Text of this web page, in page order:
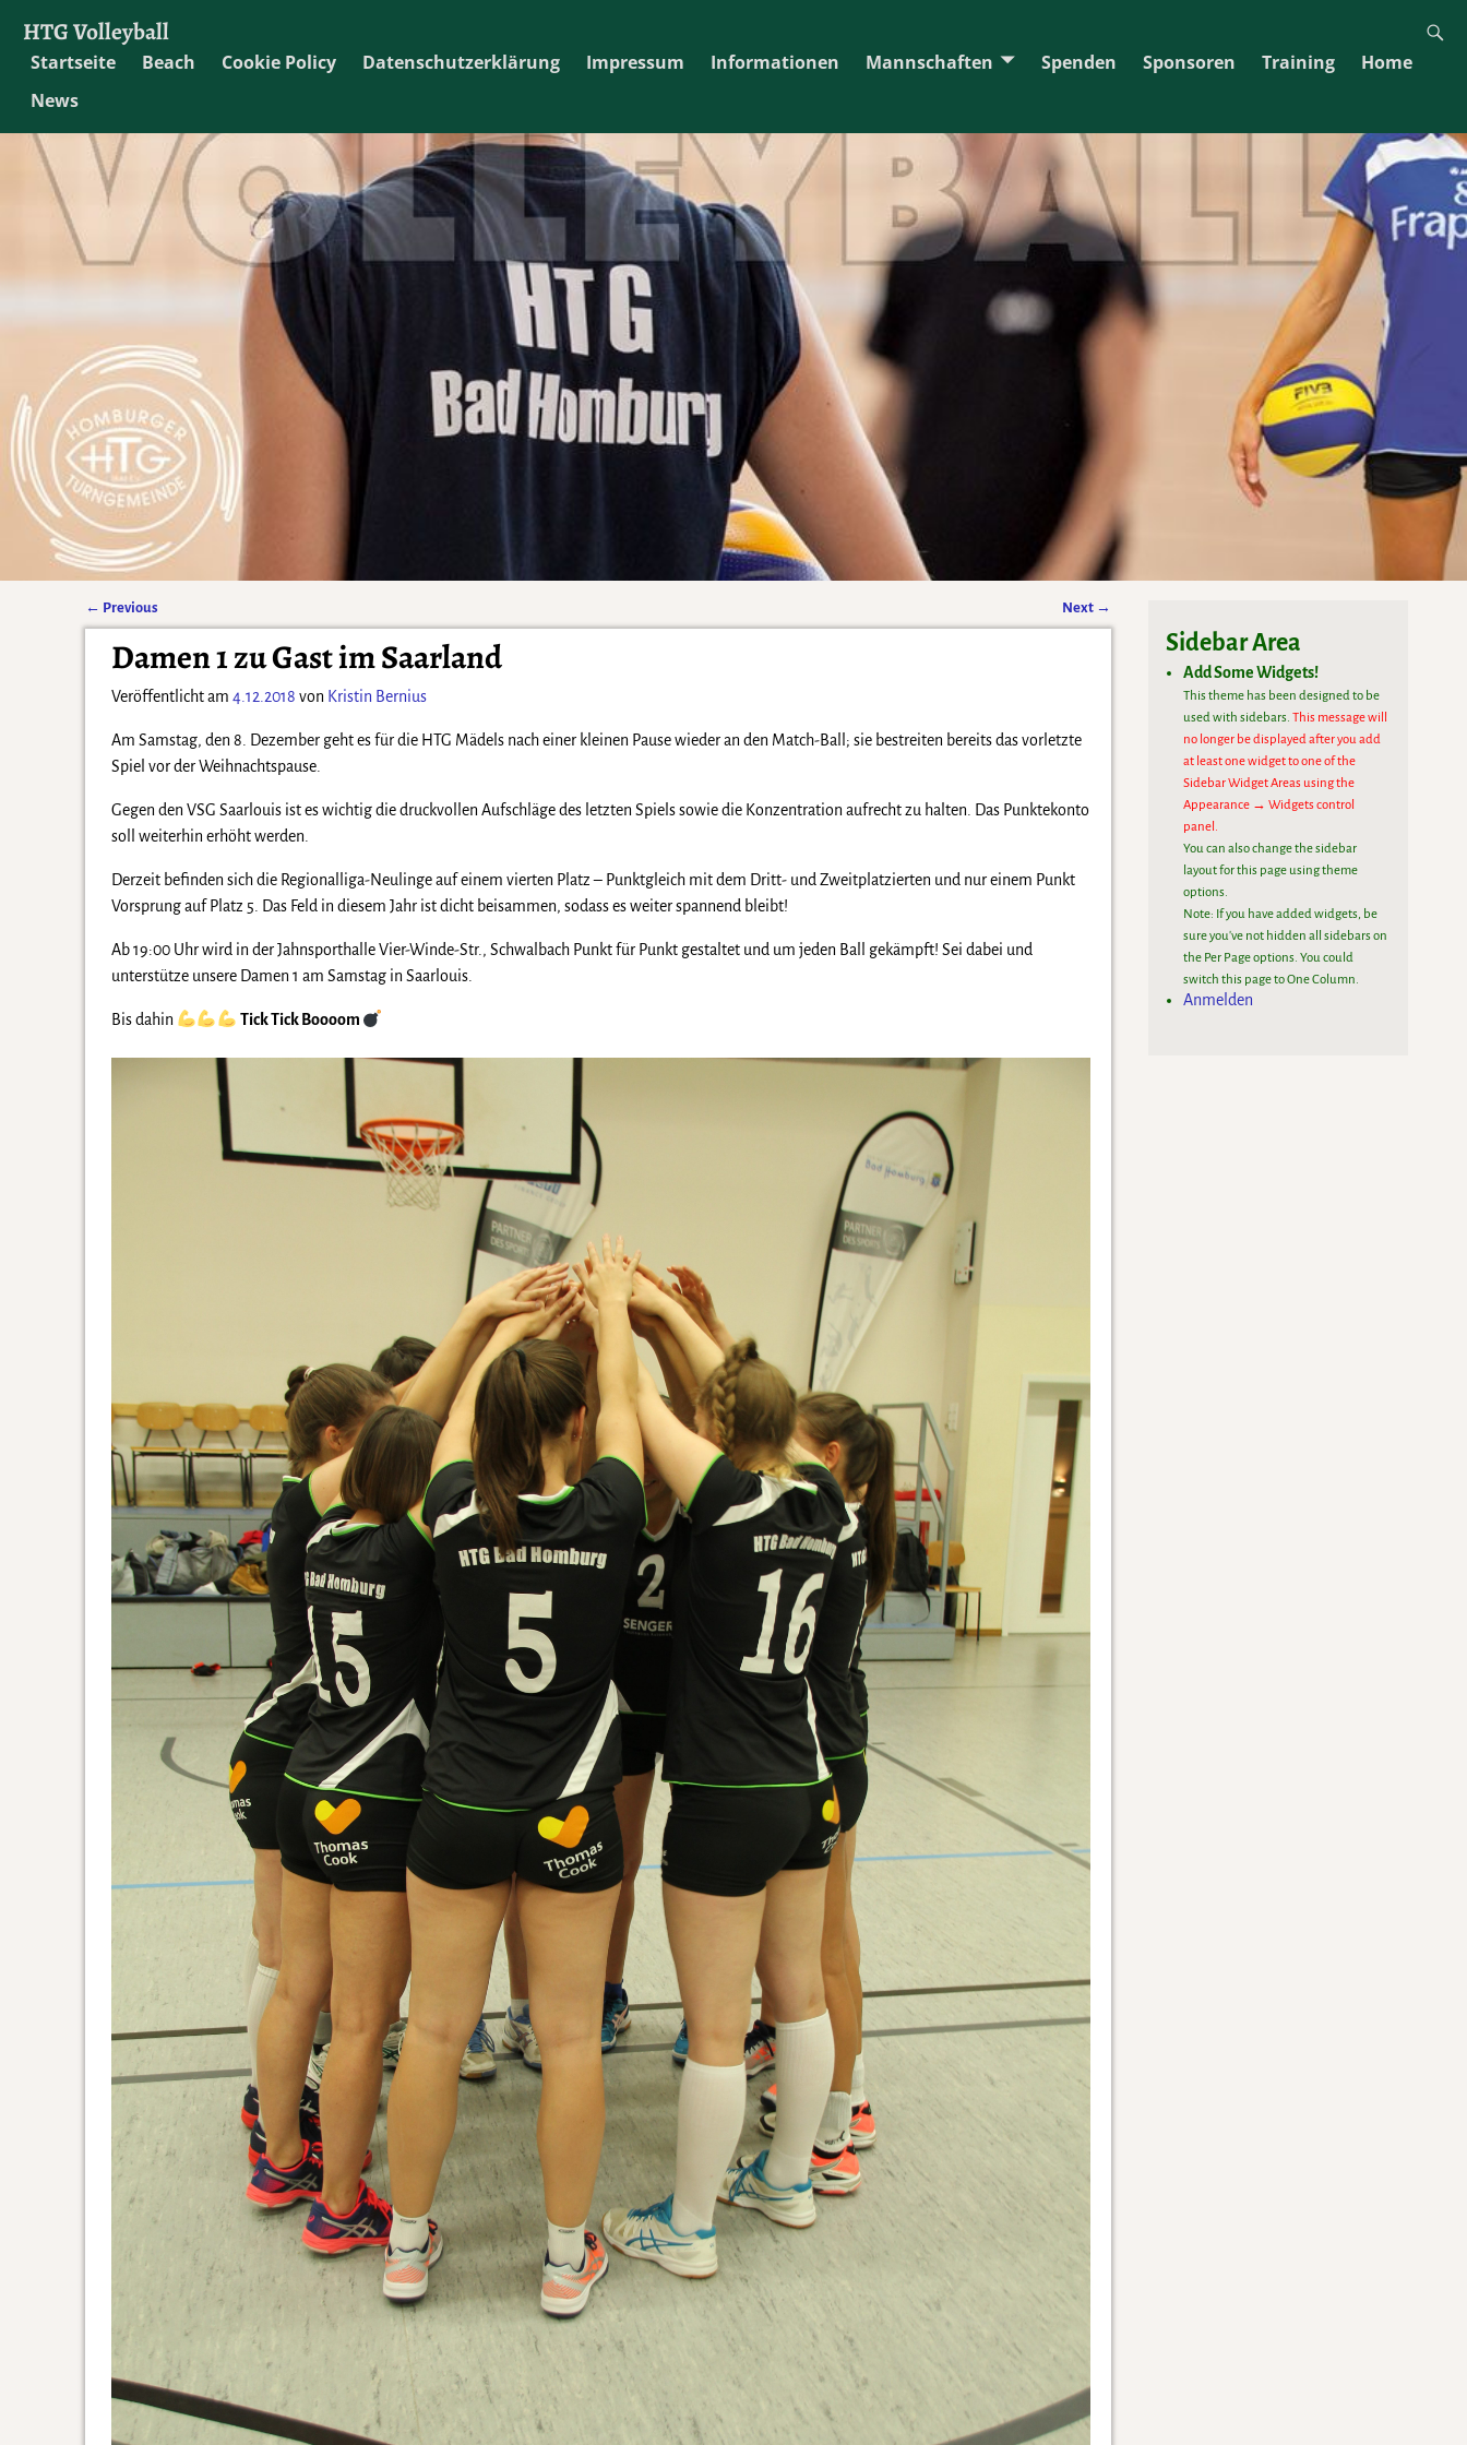
HTG Volleyball
Startseite Beach Cookie Policy Datenschutzerklärung Impressum Informationen Mannschaften Spenden Sponsoren Training
Home
News
Artikelnavigation
← Previous Next →
Damen 1 zu Gast im Saarland
Veröffentlicht am 4.12.2018 von Kristin Bernius
Am Samstag, den 8. Dezember geht es für die HTG Mädels nach einer kleinen Pause wieder an den Match-Ball; sie bestreiten bereits das vorletzte
Spiel vor der Weihnachtspause.
Gegen den VSG Saarlouis ist es wichtig die druckvollen Aufschläge des letzten Spiels sowie die Konzentration aufrecht zu halten. Das Punktekonto
soll weiterhin erhöht werden.
Derzeit befinden sich die Regionalliga-Neulinge auf einem vierten Platz – Punktgleich mit dem Dritt- und Zweitplatzierten und nur einem Punkt
Vorsprung auf Platz 5. Das Feld in diesem Jahr ist dicht beisammen, sodass es weiter spannend bleibt!
Ab 19:00 Uhr wird in der Jahnsporthalle Vier-Winde-Str., Schwalbach Punkt für Punkt gestaltet und um jeden Ball gekämpft! Sei dabei und
unterstütze unsere Damen 1 am Samstag in Saarlouis.
Bis dahin Tick Tick Boooom
Sidebar Area
Add Some Widgets!
This theme has been designed to be
used with sidebars.This message will
no longer be displayed after you add
at least one widget to one of the
Sidebar Widget Areas using the
Appearance → Widgets control
panel.
You can also change the sidebar
layout for this page using theme
options.
Note: If you have added widgets, be
sure you've not hidden all sidebars on
the Per Page options. You could
switch this page to One Column.
Anmelden